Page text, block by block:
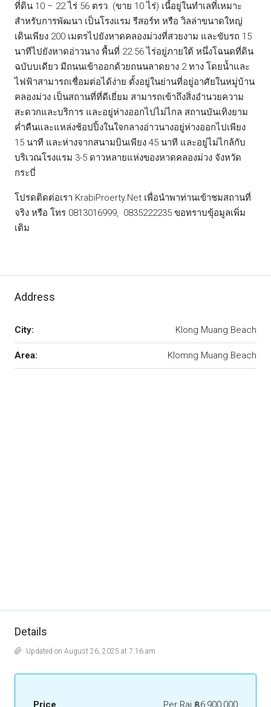
ที่ดิน 10 – 22 ไร่ 56 ตรว. (ขาย 10 ไร่) เนี้อยู่ในทำเลที่เหมาะ
สำหรับการพัฒนา เป็นโรงแรม รีสอร์ท หรือ วิลล่าขนาดใหญ่
เดินเพียง 200 เมตรไปยังหาดคลองม่วงที่สวยงาม และขับรถ 15
นาทีไปยังหาดอ่าวนาง พื้นที่ 22.56 ไร่อยู่ภายใต้ หนึ่งโฉนดที่ดิน
ฉบับบเดียว มีถนนเข้าออกด้วยถนนลาดยาง 2 ทาง โดยน้ำและ
ไฟฟ้าสามารถเชื่อมต่อได้ง่าย ตั้งอยู่ในย่านที่อยู่อาศัยในหมู่บ้าน
คลองม่วง เป็นสถานที่ที่ดีเยี่ยม สามารถเข้าถึงสิ่งอำนวยความ
สะดวกและบริการ และอยู่ห่างออกไปไม่ไกล สถานบันเทิงยาม
ค่ำคืนและแหล่งช้อปปิ้งในใจกลางอ่าวนางอยู่ห่างออกไปเพียง
15 นาที และห่างจากสนามบินเพียง 45 นาที และอยู่ไม่ไกล้กับ
บริเวณโรงแรม 3-5 ดาวหลายแห่งของหาดคลองม่วง จังหวัด
กระบี่
โปรดติดต่อเรา KrabiProerty.Net เพื่อนำพาท่านเข้าชมสถานที่
จริง หรือ โทร 0813016999, 0835222235 ขอทราบขุ้อมูลเพิ่ม
เติม
Address
City: Klong Muang Beach
Area: Klomng Muang Beach
Details
Updated on August 26, 2025 at 7:16 am
Price Per Rai ฿6,900,000